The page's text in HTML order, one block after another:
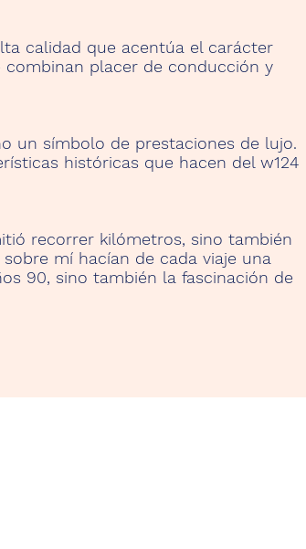
calidad que acentúa el carácter
placer de conducción y
un símbolo de prestaciones de lujo.
históricas que hacen del w124
recorrer kilómetros, sino también
mí hacían de cada viaje una
90, sino también la fascinación de